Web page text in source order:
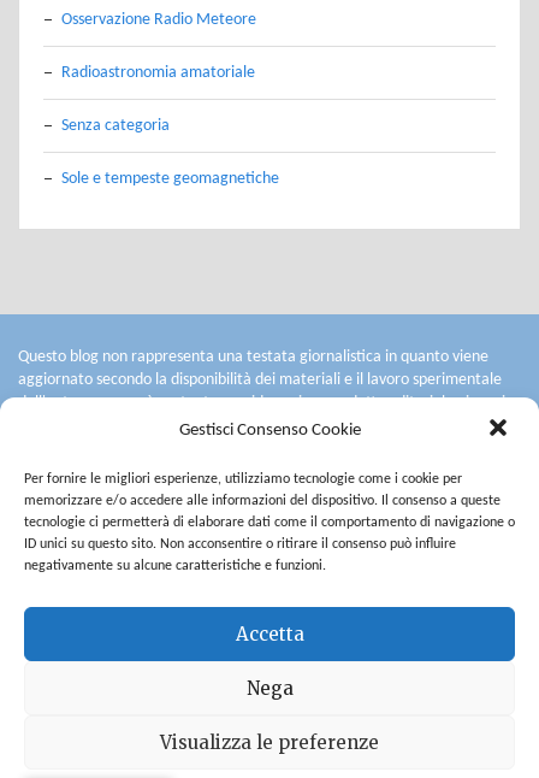
Gestisci Consenso Cookie
Per fornire le migliori esperienze, utilizziamo tecnologie come i cookie per
memorizzare e/o accedere alle informazioni del dispositivo. Il consenso a queste
tecnologie ci permetterà di elaborare dati come il comportamento di navigazione o
ID unici su questo sito. Non acconsentire o ritirare il consenso può influire
negativamente su alcune caratteristiche e funzioni.
Accetta
Nega
Visualizza le preferenze
Osservazione Radio Meteore
Radioastronomia amatoriale
Senza categoria
Sole e tempeste geomagnetiche
Questo blog non rappresenta una testata giornalistica in quanto viene
aggiornato secondo la disponibilità dei materiali e il lavoro sperimentale
dell'autore: non può pertanto considerarsi un prodotto editoriale ai sensi
della legge n° 62 del 7.03.2001.
ad ogni post.
Saranno cancellati i commenti contenenti spam, quelli ritenuti offensivi o
lesivi dell'immagine e dell'onorabilità di terzi, commenti razzisti o che
contengano dati personali non conformi al rispetto delle norme sulla
Privacy. Alcuni testi o immagini inserite in questo blog sono tratte da
L'autore del blog non è responsabile dei siti collegati tramite link né del
loro contenuto che può essere soggetto a variazioni nel tempo.
Privacy